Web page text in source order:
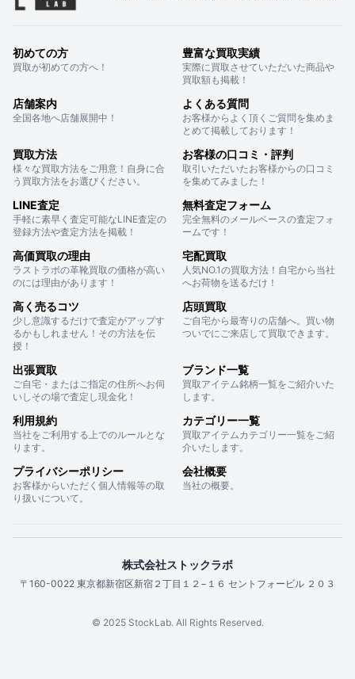
初めての方
買取が初めての方へ！
豊富な買取実績
実際に買取させていただいた商品や
買取額も掲載！
店舗案内
全国各地へ店舗展開中！
よくある質問
お客様からよく頂くご質問を集めま
とめて掲載しております！
買取方法
様々な買取方法をご用意！自身に合
う買取方法をお選びください。
お客様の口コミ・評判
取引いただいたお客様からの口コミ
を集めてみました！
LINE査定
手軽に素早く査定可能なLINE査定の
登録方法や査定方法を掲載！
無料査定フォーム
完全無料のメールベースの査定フォ
ームです！
高価買取の理由
ラストラボの革靴買取の価格が高い
のには理由があります！
宅配買取
人気NO.1の買取方法！自宅から当社
へお荷物を送るだけ！
高く売るコツ
少し意識するだけで査定がアップす
るかもしれません！その方法を伝
授！
店頭買取
ご自宅から最寄りの店舗へ。買い物
ついでにご来店して買取できます。
出張買取
ご自宅・またはご指定の住所へお伺
いしその場で査定し現金化！
ブランド一覧
買取アイテム銘柄一覧をご紹介いた
します。
利用規約
当社をご利用する上でのルールとな
ります。
カテゴリー一覧
買取アイテムカテゴリー一覧をご紹
介いたします。
プライバシーポリシー
お客様からいただく個人情報等の取
り扱いについて。
会社概要
当社の概要。
株式会社ストックラボ
〒160-0022 東京都新宿区新宿２丁目１２−１６ セントフォービル ２０３
© 2025 StockLab. All Rights Reserved.